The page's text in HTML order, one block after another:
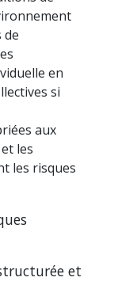
de
en
si
aux
les
les risques
et